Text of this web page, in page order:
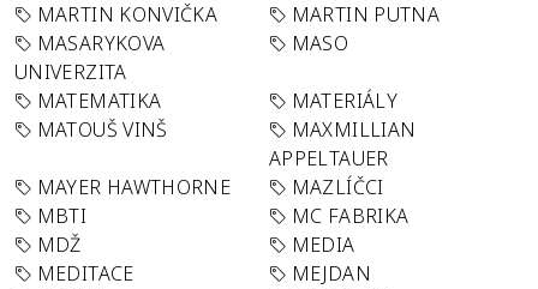
MARTIN KONVIČKA
MARTIN PUTNA
MASARYKOVA
UNIVERZITA
MASO
MATEMATIKA
MATERIÁLY
MATOUŠ VINŠ
MAXMILLIAN
APPELTAUER
MAYER HAWTHORNE
MAZLÍČCI
MBTI
MC FABRIKA
MDŽ
MEDIA
MEDITACE
MEJDAN